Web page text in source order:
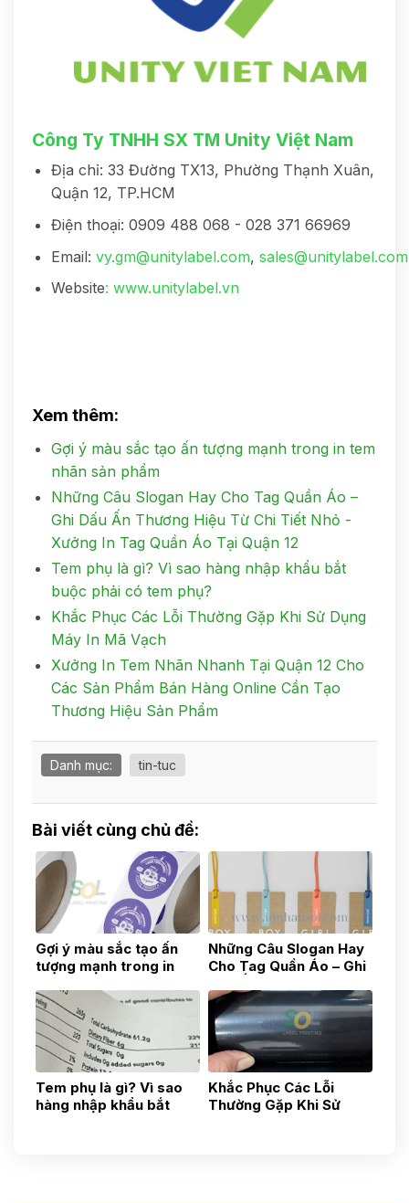
Công Ty TNHH SX TM Unity Việt Nam
Địa chỉ: 33 Đường TX13, Phường Thạnh Xuân,
Quận 12, TP.HCM
Điện thoại: 0909 488 068 - 028 371 66969
Email: vy.gm@unitylabel.com, sales@unitylabel.com
Website: www.unitylabel.vn
Xem thêm:
Gợi ý màu sắc tạo ấn tượng mạnh trong in tem
nhãn sản phẩm
Những Câu Slogan Hay Cho Tag Quần Áo –
Ghi Dấu Ấn Thương Hiệu Từ Chi Tiết Nhỏ -
Xưởng In Tag Quần Áo Tại Quận 12
Tem phụ là gì? Vì sao hàng nhập khẩu bắt
buộc phải có tem phụ?
Khắc Phục Các Lỗi Thường Gặp Khi Sử Dụng
Máy In Mã Vạch
Xưởng In Tem Nhãn Nhanh Tại Quận 12 Cho
Các Sản Phẩm Bán Hàng Online Cần Tạo
Thương Hiệu Sản Phẩm
Danh mục: tin-tuc
Bài viết cùng chủ đề:
Gợi ý màu sắc tạo ấn
tượng mạnh trong in
Những Câu Slogan Hay
Cho Tag Quần Áo – Ghi
Chi Tiết Nhỏ - Xưởng In
Tag Quần Áo Tại Quận
12
Tem phụ là gì? Vì sao
hàng nhập khẩu bắt
Khắc Phục Các Lỗi
Thường Gặp Khi Sử